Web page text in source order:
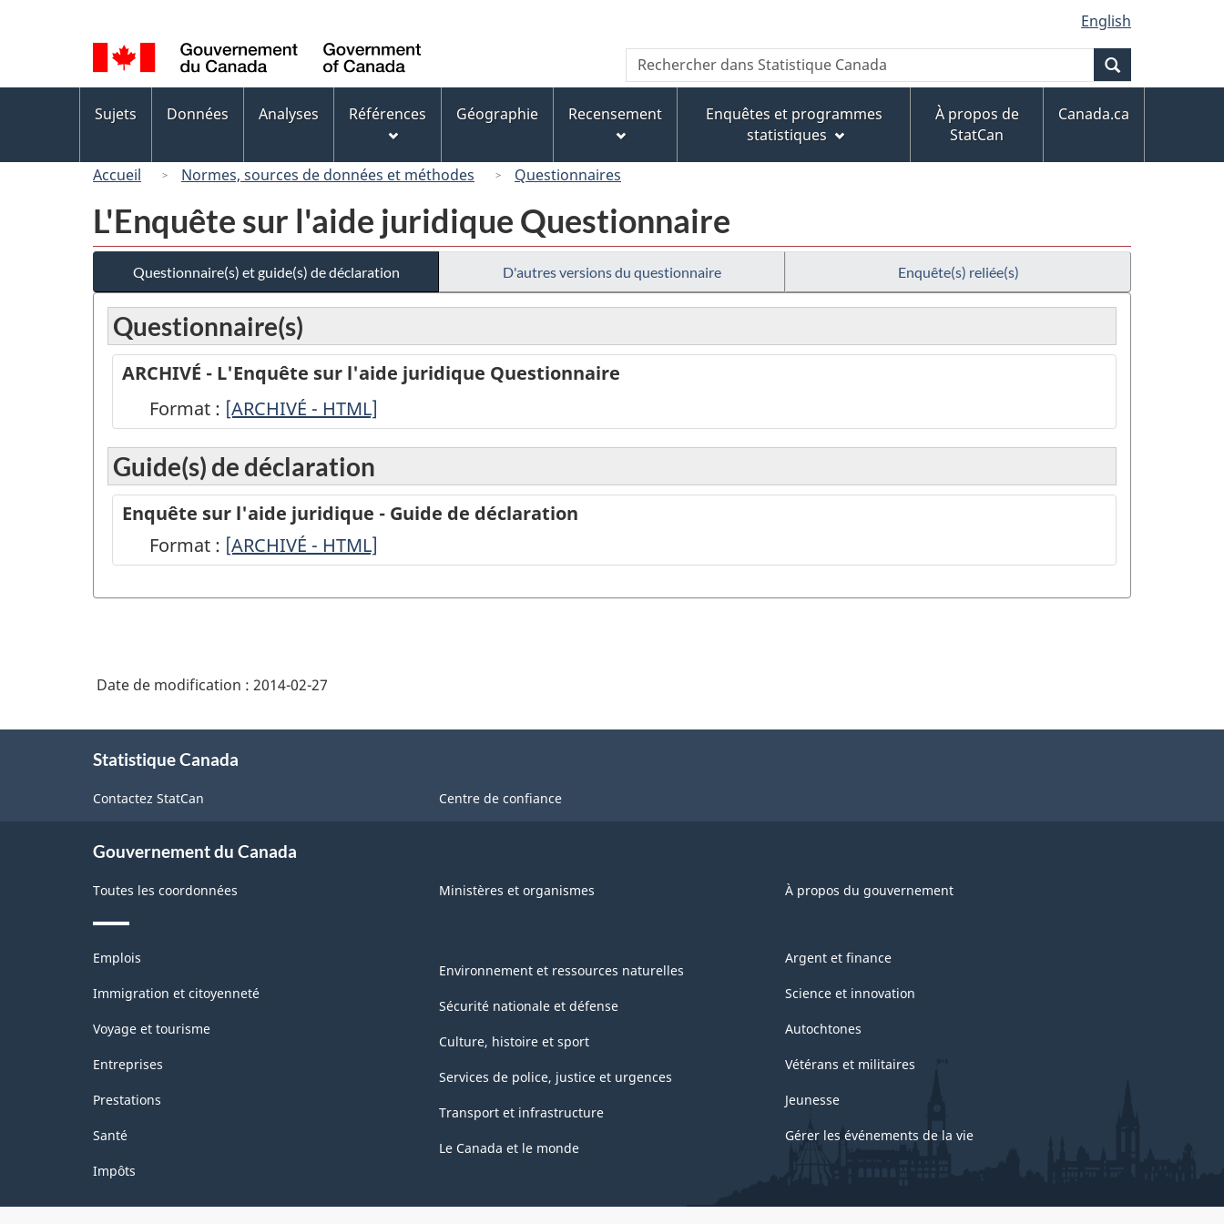
au
contenu
principal
« À
propos
de
ce
version
HTML
simplifiée
de
la
langue
English
Canada
Recherche
Rechercher
dans
Canada
des
Sujets Données Analyses Références Géographie Recensement
Enquêtes et programmes
statistiques
À propos de
StatCan
Canada.ca
Accueil Normes, sources de données et méthodes Questionnaires
L'Enquête sur l'aide juridique Questionnaire
Questionnaire(s) et guide(s) de déclaration D'autres versions du questionnaire Enquête(s) reliée(s)
Questionnaire(s)
ARCHIVÉ - L'Enquête sur l'aide juridique Questionnaire
Format : ARCHIVÉ
L'Enquête
sur
l'aide
juridique
-
[ARCHIVÉ - HTML]
Guide(s) de déclaration
Enquête sur l'aide juridique - Guide de déclaration
Format : -
-
[ARCHIVÉ - HTML]
Date de modification : 2014-02-27
Statistique Canada
Contactez StatCan Centre de confiance
Gouvernement du Canada
Toutes les coordonnées Ministères et organismes À propos du gouvernement
Thèmes
sujets
Emplois
Immigration et citoyenneté
Voyage et tourisme
Entreprises
Prestations
Santé
Impôts
Environnement et ressources naturelles
Sécurité nationale et défense
Culture, histoire et sport
Services de police, justice et urgences
Transport et infrastructure
Le Canada et le monde
Argent et finance
Science et innovation
Autochtones
Vétérans et militaires
Jeunesse
Gérer les événements de la vie